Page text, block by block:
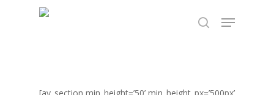
TEST89838
search
Menu